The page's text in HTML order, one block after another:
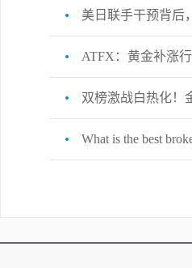
美日联手干预背后
ATFX：黄金补涨
双榜激战白热化！
What is the best